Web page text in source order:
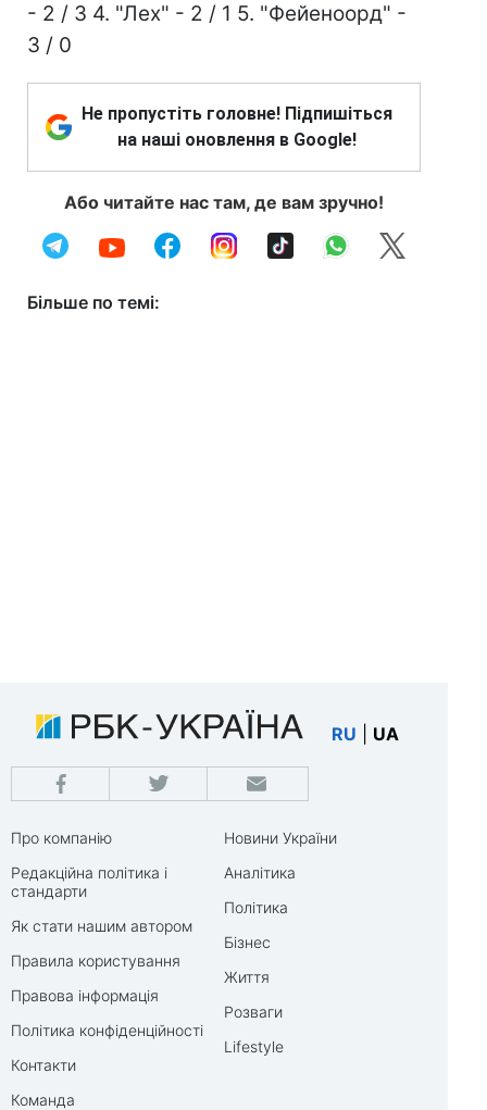
- 2 / 3 4. "Лех" - 2 / 1 5. "Фейеноорд" -
3 / 0
Не пропустіть головне! Підпишіться
на наші оновлення в Google!
Або читайте нас там, де вам зручно!
Більше по темі:
RU UA
Про компанію
Редакційна політика і
стандарти
Як стати нашим автором
Правила користування
Правова інформація
Політика конфіденційності
Контакти
Команда
Новини України
Аналітика
Політика
Бізнес
Життя
Розваги
Lifestyle